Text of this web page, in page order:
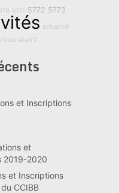
5711 5772 5773
actualité
Alad'2
et Inscriptions
et
2019-2020
et Inscriptions
CCIBB